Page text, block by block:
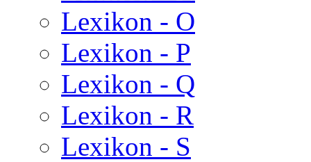
Lexikon - O
Lexikon - P
Lexikon - Q
Lexikon - R
Lexikon - S